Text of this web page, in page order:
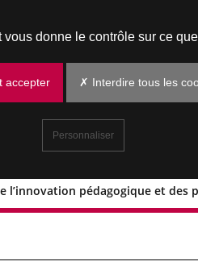
l’innovation pédagogique et des
en faveur de
donne le contrôle sur ce
accepter ✗ Interdire tous les
Personnaliser